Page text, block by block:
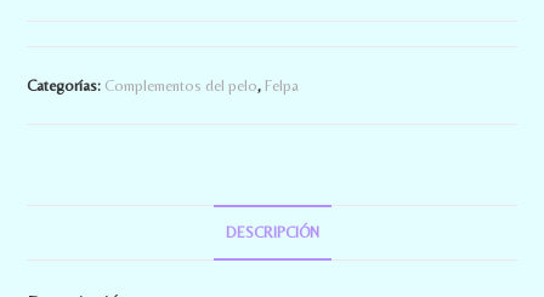
Categorías: Complementos del pelo, Felpa
DESCRIPCIÓN